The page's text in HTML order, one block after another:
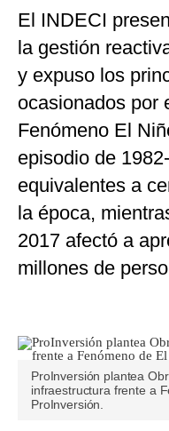
El INDECI
la gestión
y expuso los
ocasionados por
Fenómeno El
episodio de
equivalentes a
la época,
2017 afectó a
millones de
ProInversión plantea
infraestructura frente a
ProInversión.